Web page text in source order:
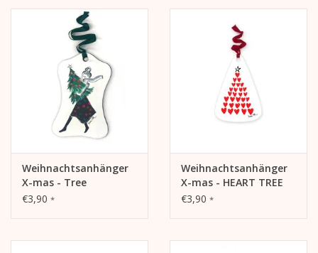
Weihnachtsanhänger
X-mas - Tree
€3,90 *
Weihnachtsanhänger
X-mas - HEART TREE
€3,90 *